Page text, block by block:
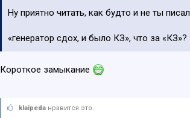
Ну приятно читать, как будто и не ты писал
«генератор сдох, и было КЗ», что за «КЗ»?
Короткое замыкание
klaipeda нравится это.